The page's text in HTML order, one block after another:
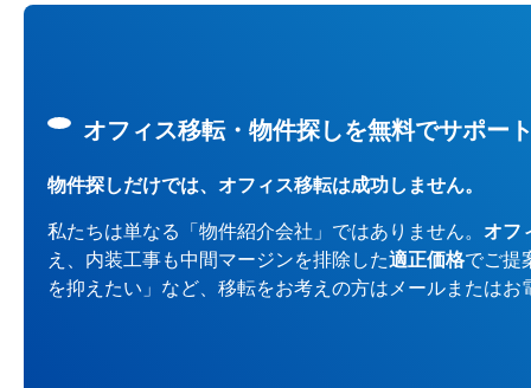
オフィス移転・物件探しを無料でサポー
物件探しだけでは、オフィス移転は成功しません。
私たちは単なる「物件紹介会社」ではありません。 オフ
え、内装工事も中間マージンを排除した適正価格でご提
を抑えたい」など、移転をお考えの方はメールまたは